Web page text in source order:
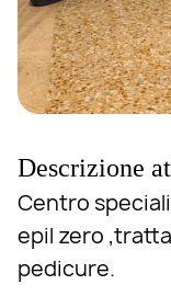
Descrizione
Centro
epil zero
pedicure.